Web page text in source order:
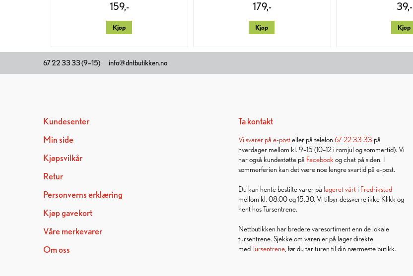
159,-
Kjøp
179,-
Kjøp
39,-
Kjøp
67 22 33 33 (9–15) info@dntbutikken.no
Kundesenter
Min side
Kjøpsvilkår
Retur
Personverns erklæring
Kjøp gavekort
Våre merkevarer
Om oss
Ta kontakt
Vi svarer påe-posteller på telefon67 22 33 33 på
hverdager mellom kl. 9–15 (10–12 i romjul og sommertid). Vi
har også kundestøtte på Facebook og chat på siden. I
sommerferien kan det være noe lengre svartid på e-post.
Du kan hente bestilte varer på lageret vårt i Fredrikstad
mellom kl. 08.00 og 15.30. Vi tilbyr dessverre ikke Klikk og
hent hos Tursentrene.
Nettbutikken har bredere varesortiment enn de lokale
tursentrene. Sjekke om varen er på lager direkte
medTursentrene, før du tar turen til din nærmeste butikk.